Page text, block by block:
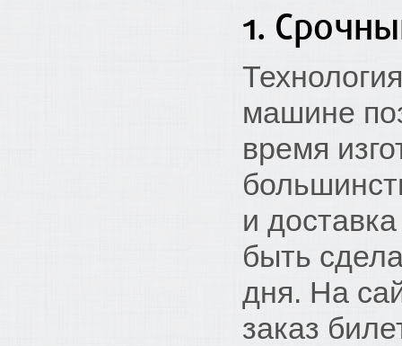
1.
машине
время
и
быть
дня. На
заказ